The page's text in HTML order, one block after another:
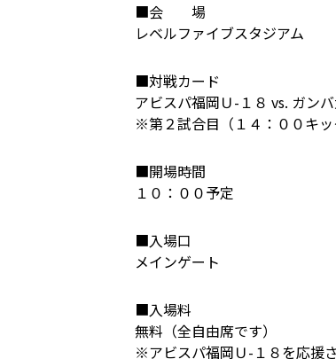
■会 場
レベルファイブスタジアム
■対戦カード
アビスパ福岡Ｕ-１８ vs. ガン
※第２試合目（１４：００キッ
■開場時間
１０：００予定
■入場口
メインゲート
■入場料
無料（全自由席です）
※アビスパ福岡Ｕ-１８を応援